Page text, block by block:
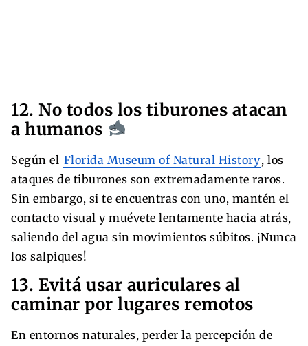
12. No todos los tiburones atacan
a humanos
Según el Florida Museum of Natural History, los
ataques de tiburones son extremadamente raros.
Sin embargo, si te encuentras con uno, mantén el
contacto visual y muévete lentamente hacia atrás,
saliendo del agua sin movimientos súbitos. ¡Nunca
los salpiques!
13. Evitá usar auriculares al
caminar por lugares remotos
En entornos naturales, perder la percepción de